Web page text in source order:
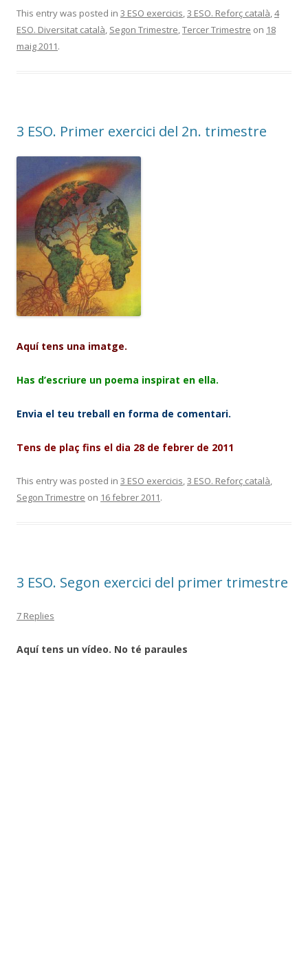
This entry was posted in 3 ESO exercicis,3 ESO. Reforç català,4
ESO. Diversitat català, Segon Trimestre,Tercer Trimestre on 18
maig 2011.
3 ESO. Primer exercici del 2n. trimestre
Aquí tens una imatge.
Has d’escriure un poema inspirat en ella.
Envia el teu treball en forma de comentari.
Tens de plaç fins el dia 28 de febrer de 2011
This entry was posted in 3 ESO exercicis,3 ESO. Reforç català,
Segon Trimestre on 16 febrer 2011.
3 ESO. Segon exercici del primer trimestre
7 Replies
Aquí tens un vídeo. No té paraules